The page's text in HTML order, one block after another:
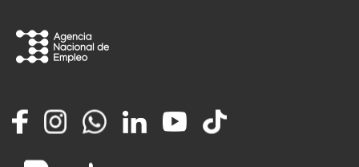
FacebookInstagramWhatsappLinkedInYouTube
TikTok